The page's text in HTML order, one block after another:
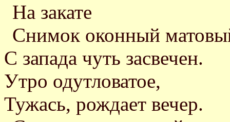
На закате
Снимок оконный
С запада чуть засвечен.
Утро одутловатое,
Тужась, рождает вечер.